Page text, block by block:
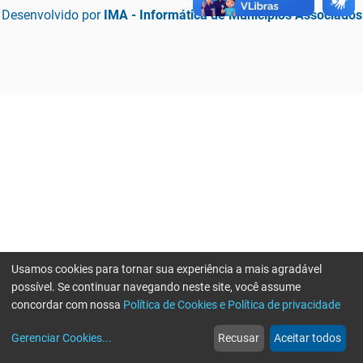
Desenvolvido por IMA - Informática de Municípios Associados
web
Notícias
more_horiz
Mais
Usamos cookies para tornar sua experiência a mais agradável
possível. Se continuar navegando neste site, você assume
concordar com nossa Política de Cookies e Política de privacidade
Gerenciar Cookies... Recusar Aceitar todos
Erro ao enviar informações, por favor tente novamente